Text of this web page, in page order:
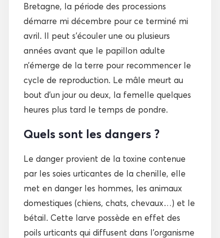
Bretagne, la période des processions
démarre mi décembre pour ce terminé mi
avril. Il peut s’écouler une ou plusieurs
années avant que le papillon adulte
n’émerge de la terre pour recommencer le
cycle de reproduction. Le mâle meurt au
bout d’un jour ou deux, la femelle quelques
heures plus tard le temps de pondre.
Quels sont les dangers ?
Le danger provient de la toxine contenue
par les soies urticantes de la chenille, elle
met en danger les hommes, les animaux
domestiques (chiens, chats, chevaux…) et le
bétail. Cette larve possède en effet des
poils urticants qui diffusent dans l’organisme